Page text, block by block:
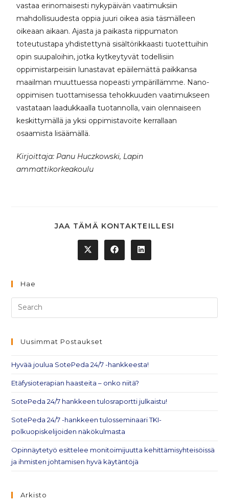
vastaa erinomaisesti nykypäivän vaatimuksiin
mahdollisuudesta oppia juuri oikea asia täsmälleen
oikeaan aikaan. Ajasta ja paikasta riippumaton
toteutustapa yhdistettynä sisältörikkaasti tuotettuihin
opin suupaloihin, jotka kytkeytyvät todellisiin
oppimistarpeisiin lunastavat epäilemättä paikkansa
maailman muuttuessa nopeasti ympärillämme. Nano-
oppimisen tuottamisessa tehokkuuden vaatimukseen
vastataan laadukkaalla tuotannolla, vain olennaiseen
keskittymällä ja yksi oppimistavoite kerrallaan
osaamista lisäämällä.
Kirjoittaja: Panu Huczkowski, Lapin
ammattikorkeakoulu
JAA TÄMÄ KONTAKTEILLESI
Hae
Uusimmat Postaukset
Hyvää joulua SotePeda 24/7 -hankkeesta!
Etäfysioterapian haasteita – onko niitä?
SotePeda 24/7 hankkeen tulosraportti julkaistu!
SotePeda 24/7 -hankkeen tulosseminaari TKI-
polkuopiskelijoiden näkökulmasta
Opinnäytetyö esittelee monitoimijuutta kehittämisyhteisöissä
ja ihmisten johtamisen hyvä käytäntöjä
Arkisto